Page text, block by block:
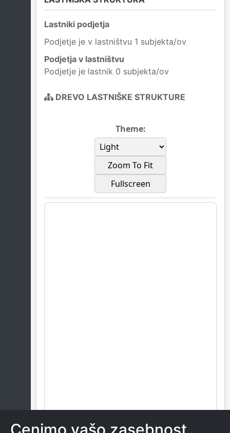
Lastniki podjetja
Podjetje je v lastništvu 1 subjekta/ov
Podjetja v lastništvu
Podjetje je lastnik 0 subjekta/ov
DREVO LASTNIŠKE STRUKTURE
Theme:
Zoom To Fit
Fullscreen